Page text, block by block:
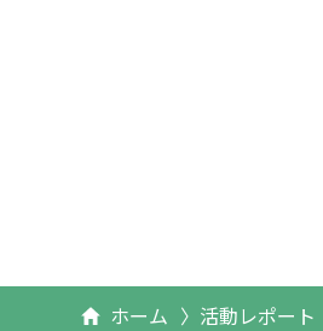
ホーム 活動レポート